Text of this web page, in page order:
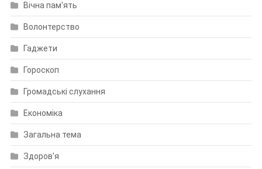
Вічна пам'ять
Волонтерство
Гаджети
Гороскоп
Громадські слухання
Економіка
Загальна тема
Здоров'я